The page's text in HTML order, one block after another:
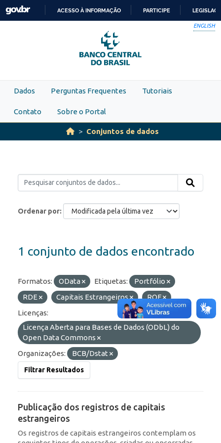
Skip to main content
PARA
O
CONTEÚDO
ACESSO À INFORMAÇÃO PARTICIPE
ENGLISH
Dados Perguntas Frequentes Tutoriais
Contato Sobre o Portal
Conjuntos de dados
Ordenar por
1 conjunto de dados encontrado
Formatos: OData Etiquetas:
Portfólio
RDE
Capitais Estrangeiros
ROF
Licenças:
Licença Aberta para Bases de Dados (ODbL) do
Open Data Commons
Organizações:
BCB/Dstat
Filtrar Resultados
Publicação dos registros de capitais
estrangeiros
Os registros de capitais estrangeiros contemplam os